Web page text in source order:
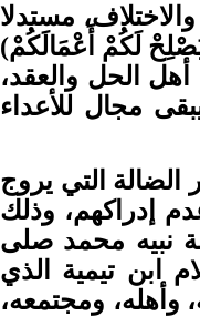
مستدلا
يُصْلِحْ لَكُمْ أَعْمَالَكُمْ)
الحل والعقد،
مجال للأعداء
الضالة التي يروج
إدراكهم، وذلك
نبيه محمد صلى
ابن تيمية الذي
وأهله، ومجتمعه،